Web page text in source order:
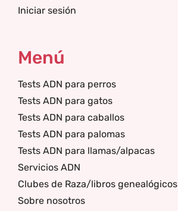
Iniciar sesión
Menú
Tests ADN para perros
Tests ADN para gatos
Tests ADN para caballos
Tests ADN para palomas
Tests ADN para llamas/alpacas
Servicios ADN
Clubes de Raza/libros genealógicos
Sobre nosotros